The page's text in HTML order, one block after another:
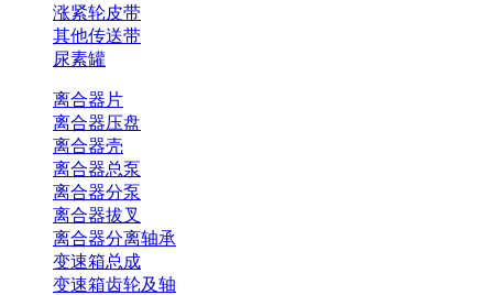
涨紧轮皮带
其他传送带
尿素罐
离合器片
离合器压盘
离合器壳
离合器总泵
离合器分泵
离合器拔叉
离合器分离轴承
变速箱总成
变速箱齿轮及轴